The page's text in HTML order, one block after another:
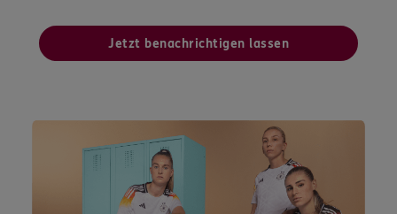
Jetzt benachrichtigen lassen